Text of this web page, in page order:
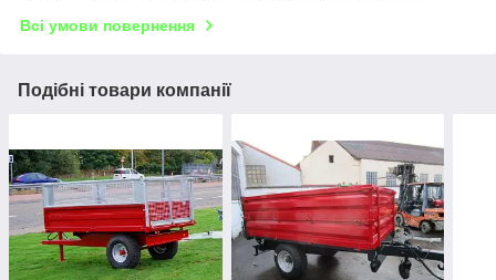
Всі умови повернення
Подібні товари компанії